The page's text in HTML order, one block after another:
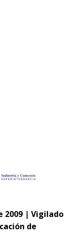
2009 | Vigilado
de